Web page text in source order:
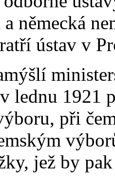
a německá
ústav v
lednu 1921
při
jež by